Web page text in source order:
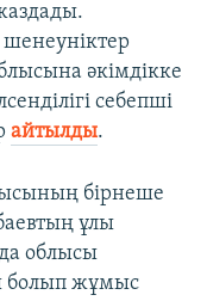
әкімдікке
себепші
айтылды.
бірнеше
ұлы
облысы
болып жұмыс